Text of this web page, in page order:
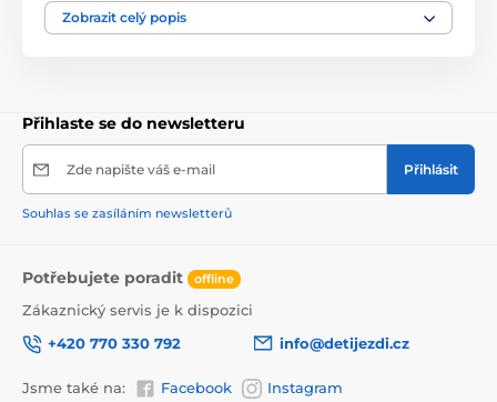
pohodlí a udržují dítě ve správné poloze. Pohon je
velmi tichý proto nebude dítě vyrušovat ve spánku.
Zobrazit celý popis
Přihlaste se do newsletteru
Zde napište váš e-mail Přihlásit
Souhlas se zasíláním newsletterů
Potřebujete poradit offline
Zákaznický servis je k dispozici
+420 770 330 792
info@detijezdi.cz
Jsme také na: Facebook Instagram